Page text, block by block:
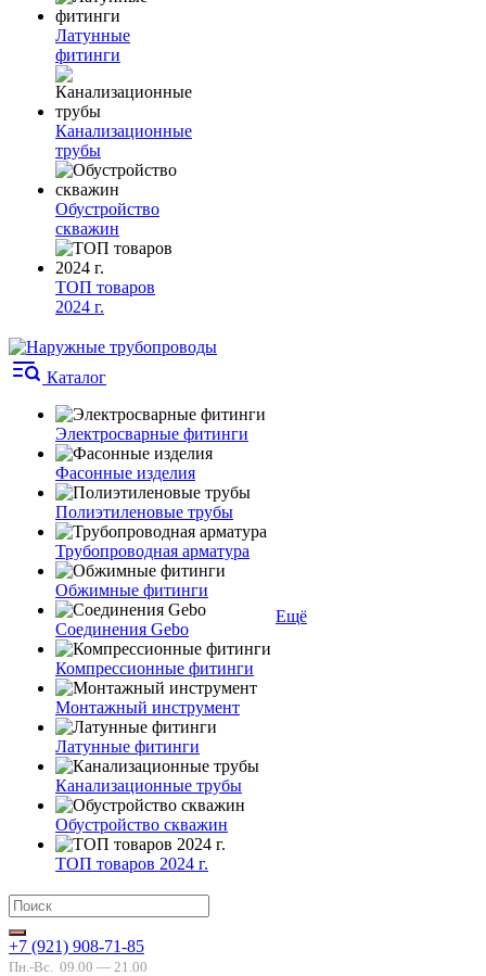
Латунные
фитинги
Канализационные
трубы
Обустройство
скважин
ТОП товаров
2024 г.
Каталог
Электросварные фитинги
Фасонные изделия
Полиэтиленовые трубы
Трубопроводная арматура
Обжимные фитинги
Соединения Gebo
Компрессионные фитинги
Монтажный инструмент
Латунные фитинги
Канализационные трубы
Обустройство скважин
ТОП товаров 2024 г.
Ещё
+7 (921) 908-71-85
Пн.-Вс. 09.00 — 21.00